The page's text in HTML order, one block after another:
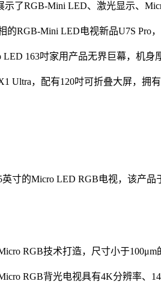
示了RGB-Mini LED、激光显示、
的RGB-Mini LED电视新品U7S Pro
163吋家用产品无界巨幕，机身
Ultra，配有120吋可折叠大屏，拥
寸的Micro LED RGB电视，该产
RGB技术打造，尺寸小于
RGB背光电视具有4K分辨率、